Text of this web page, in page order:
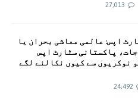
27,013
اپس: عالمی معاشی بحران یا
پاکستانی سٹارٹ اپس
نوکریوں سے کیوں نکالنے لگے
24,492